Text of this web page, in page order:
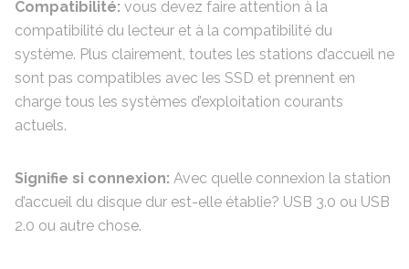
Compatibilité: vous devez faire attention à la
compatibilité du lecteur et à la compatibilité du
système. Plus clairement, toutes les stations d’accueil ne
sont pas compatibles avec les SSD et prennent en
charge tous les systèmes d’exploitation courants
actuels.
Signifie si connexion: Avec quelle connexion la station
d’accueil du disque dur est-elle établie? USB 3.0 ou USB
2.0 ou autre chose.